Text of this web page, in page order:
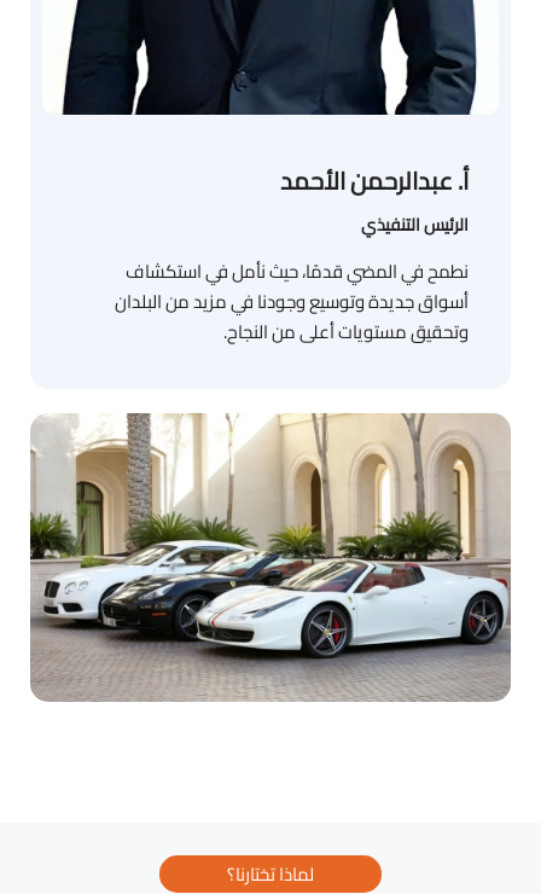
أ. عبدالرحمن الأحمد
الرئيس التنفيذي
نطمح في المضي قدمًا، حيث نأمل في استكشاف
أسواق جديدة وتوسيع وجودنا في مزيد من البلدان
وتحقيق مستويات أعلى من النجاح.
لماذا تختارنا؟